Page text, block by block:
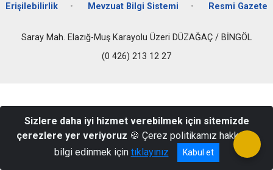
Erişilebilirlik Mevzuat Bilgi Sistemi Resmi Gazete
Saray Mah. Elazığ-Muş Karayolu Üzeri DÜZAĞAÇ / BİNGÖL
(0 426) 213 12 27
Sizlere daha iyi hizmet verebilmek için sitemizde
çerezlere yer veriyoruz 🍪 Çerez politikamız hakkında
bilgi edinmek için tıklayınız Kabul et